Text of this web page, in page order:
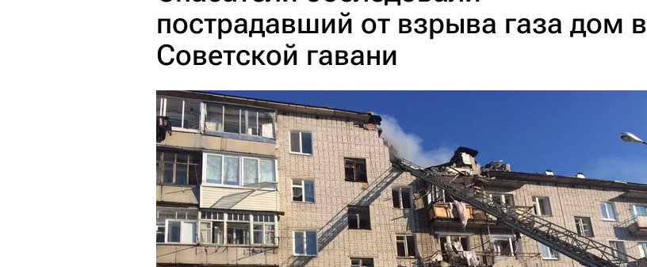
пострадавший от взрыва газа дом в
Советской гавани